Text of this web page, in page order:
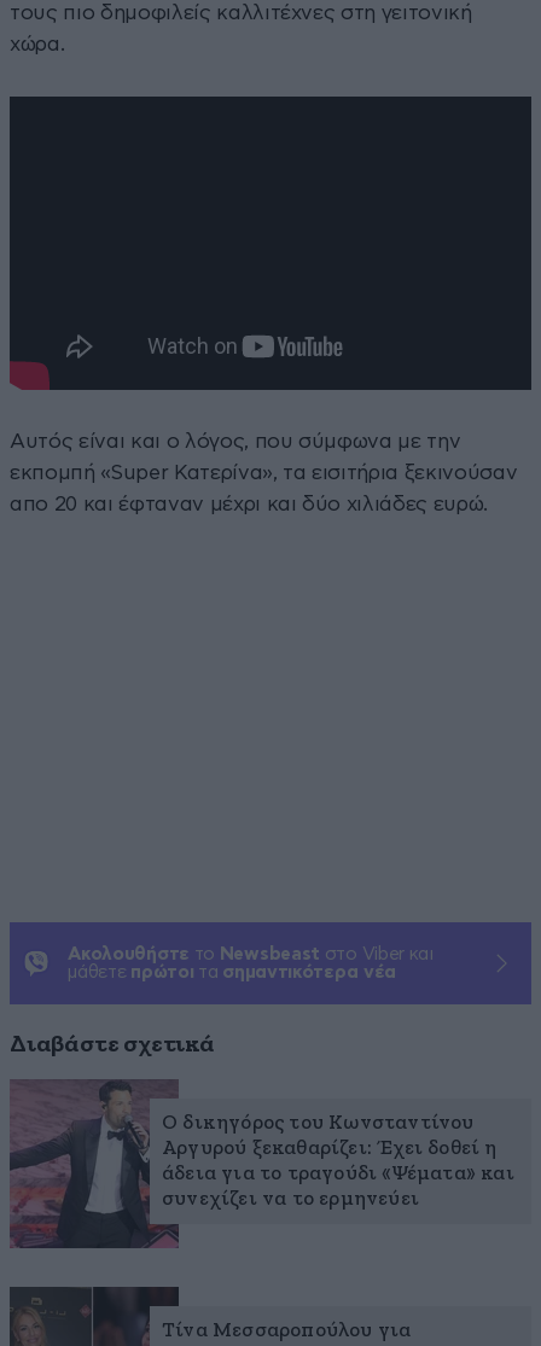
τους πιο δημοφιλείς καλλιτέχνες στη γειτονική
χώρα.
Αυτός είναι και ο λόγος, που σύμφωνα με την
εκπομπή «Super Κατερίνα», τα εισιτήρια ξεκινούσαν
απο 20 και έφταναν μέχρι και δύο χιλιάδες ευρώ.
Ακολουθήστε το Newsbeast στο Viber και
μάθετε πρώτοι τα σημαντικότερα νέα
Διαβάστε σχετικά
Ο δικηγόρος του Κωνσταντίνου
Αργυρού ξεκαθαρίζει: Έχει δοθεί η
άδεια για το τραγούδι «Ψέματα» και
συνεχίζει να το ερμηνεύει
Τίνα Μεσσαροπούλου για